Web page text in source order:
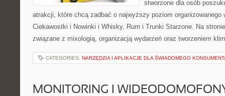
stworzone dla osób
atrakcji, które chcą zadbać o najwyższy poziom organizowanego
Ciekawostki i Nowinki i Whisky, Rum i Trunki Starzone. Na
związane z mixologią, organizacją wydarzeń oraz tworzeniem
CATEGORIES: NARZĘDZIA I APLIKACJE DLA ŚWIADOMEGO
MONITORING I